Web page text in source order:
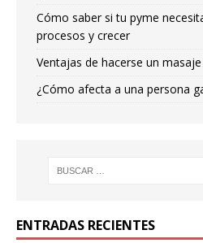
Cómo saber si tu pyme
procesos y crecer
Ventajas de hacerse un
¿Cómo afecta a una persona
ENTRADAS RECIENTES